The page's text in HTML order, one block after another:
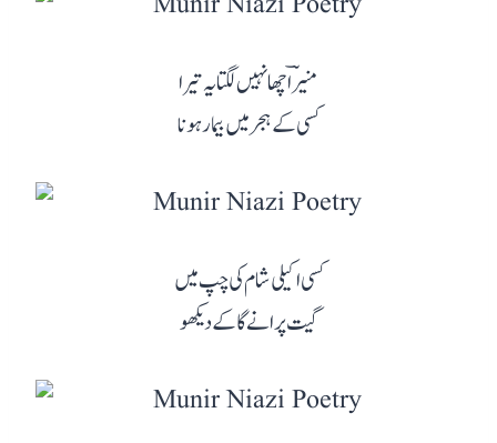
منیرؔ اچھا نہیں لگتا یہ تیرا
کسی کے ہجر میں بیمار ہونا
کسی اکیلی شام کی چپ میں
گیت پرانے گا کے دیکھو